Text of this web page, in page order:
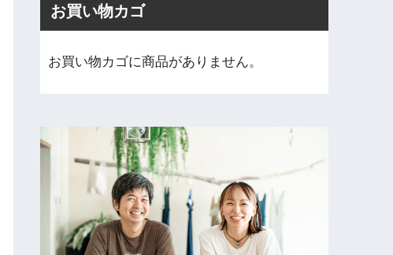
お買い物カゴ
お買い物カゴに商品がありません。